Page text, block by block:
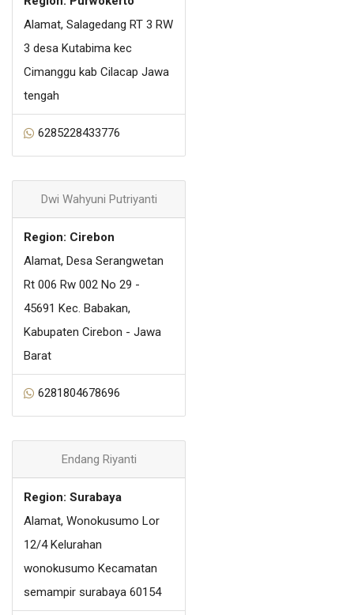
Alamat, Salagedang RT 3 RW
3 desa Kutabima kec
Cimanggu kab Cilacap Jawa
tengah
6285228433776
Dwi Wahyuni Putriyanti
Region: Cirebon
Alamat, Desa Serangwetan
Rt 006 Rw 002 No 29 -
45691 Kec. Babakan,
Kabupaten Cirebon - Jawa
Barat
6281804678696
Endang Riyanti
Region: Surabaya
Alamat, Wonokusumo Lor
12/4 Kelurahan
wonokusumo Kecamatan
semampir surabaya 60154